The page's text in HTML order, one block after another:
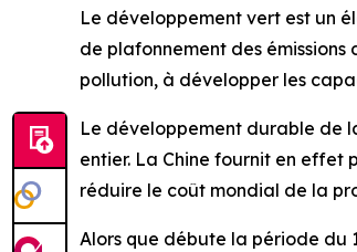
Le développement vert est un
de plafonnement des
pollution, à développer les
Le développement durable de
entier. La Chine fournit en effet
réduire le coût mondial de la
Alors que débute la période du